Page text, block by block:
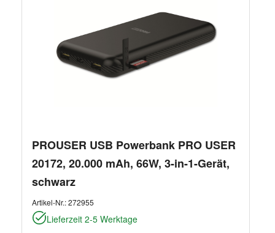
PROUSER USB Powerbank PRO USER
20172, 20.000 mAh, 66W, 3-in-1-Gerät,
schwarz
Artikel-Nr.:272955
Lieferzeit 2-5 Werktage